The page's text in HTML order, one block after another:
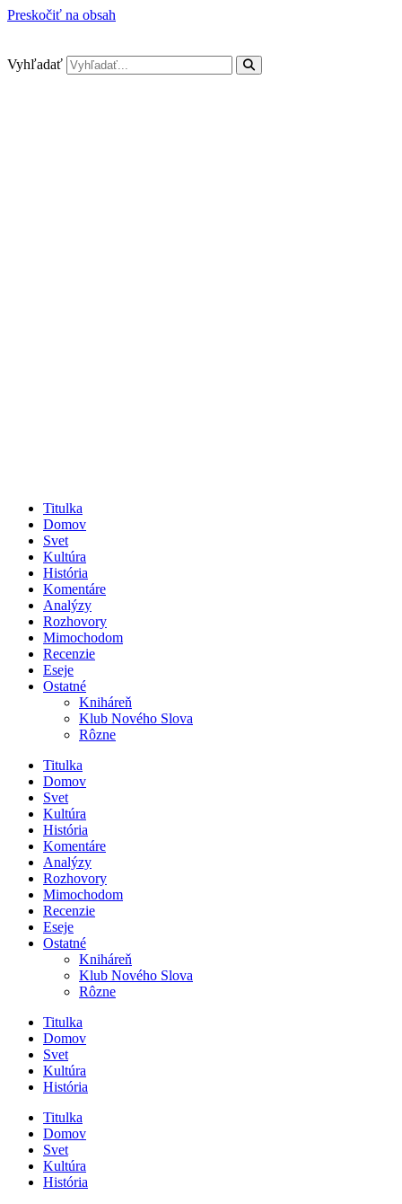
Preskočiť na obsah
Vyhľadať
Titulka
Domov
Svet
Kultúra
História
Komentáre
Analýzy
Rozhovory
Mimochodom
Recenzie
Eseje
Ostatné
Kniháreň
Klub Nového Slova
Rôzne
Titulka
Domov
Svet
Kultúra
História
Komentáre
Analýzy
Rozhovory
Mimochodom
Recenzie
Eseje
Ostatné
Kniháreň
Klub Nového Slova
Rôzne
Titulka
Domov
Svet
Kultúra
História
Titulka
Domov
Svet
Kultúra
História